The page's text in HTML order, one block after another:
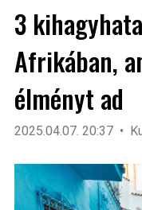
3
Afrikában,
élményt ad
2025.04.07. 20:37